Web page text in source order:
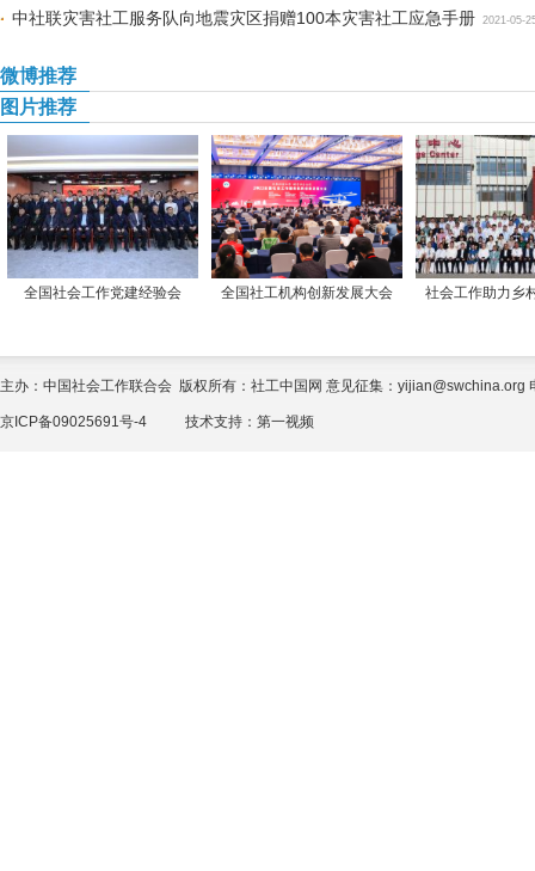
中社联灾害社工服务队向地震灾区捐赠100本灾害社工应急手册 2021-05-
微博推荐
图片推荐
全国社会工作党建经验会 全国社工机构创新发展大会 社会工作助力乡
主办：中国社会工作联合会 版权所有：社工中国网 意见征集：yijian@swchina.org
京ICP备09025691号-4 技术支持： 第一视频